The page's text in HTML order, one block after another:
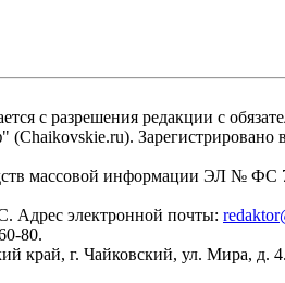
с разрешения редакции с
(Chaikovskie.ru).
массовой информации ЭЛ №
Адрес электронной почты:
80.
край, г. Чайковский, ул. Мира, д.